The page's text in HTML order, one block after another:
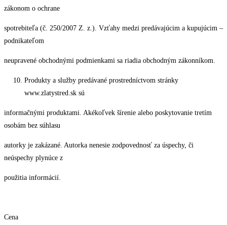
zákonom o ochrane
spotrebiteľa (č. 250/2007 Z. z.). Vzťahy medzi predávajúcim a kupujúcim –
podnikateľom
neupravené obchodnými podmienkami sa riadia obchodným zákonníkom.
Produkty a služby predávané prostredníctvom stránky
www.zlatystred.sk sú
informačnými produktami. Akékoľvek šírenie alebo poskytovanie tretím
osobám bez súhlasu
autorky je zakázané. Autorka nenesie zodpovednosť za úspechy, či
neúspechy plynúce z
použitia informácií.
Cena